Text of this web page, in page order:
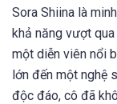
Sora Shiina là
khả năng vượt
một diễn viên nổi
lớn đến một nghệ
độc đáo, cô đã